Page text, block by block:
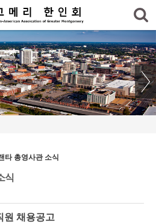
타 총영사관 소식
식
원 채용공고
케치북5
케치북5